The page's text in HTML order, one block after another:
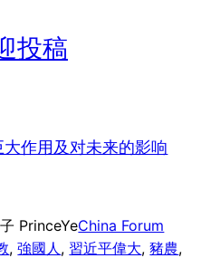
投稿
作用及对未来的影响
PrinceYeChina Forum
, 強國人 , 習近平偉大, 豬農